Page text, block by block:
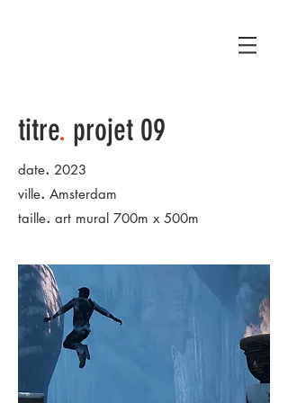
date. 2023
ville. Amsterdam
taille. art mural 700m x 500m
titre. projet 09